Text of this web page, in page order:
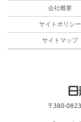
会社概要
サイトポリシー
サイトマップ